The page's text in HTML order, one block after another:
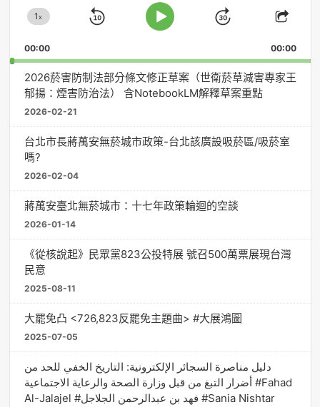
Change
Rate
1x
Skip
Play
Jump
Forward
Share
00:00 00:00
2026菸害防制法部分條文修正草案（世衛菸草減害專家王
郁揚：煙害防治法） 含NotebookLM解釋草案重點
2026-02-21
台北市長蔣萬安無菸城市政策-台北該廣設吸菸區/吸菸室
嗎?
2026-02-04
蔣萬安臺北無菸城市：十七年政策輪迴的空談
2026-01-14
《從核說起》民眾黨823公投特展 號召500萬票展現台灣
民意
2025-08-11
大罷免凸 <726,823反罷免主題曲> #大展鴻圖
2025-07-05
دليل مناصرة السجائر الإلكترونية: التاريخ الخفي للحد من
أضرار التبغ من قبل وزارة الصحة والرعاية الاجتماعية #Fahad
Al-Jalajel #فهد بن عبدالرحمن الجلاجل #Sania Nishtar